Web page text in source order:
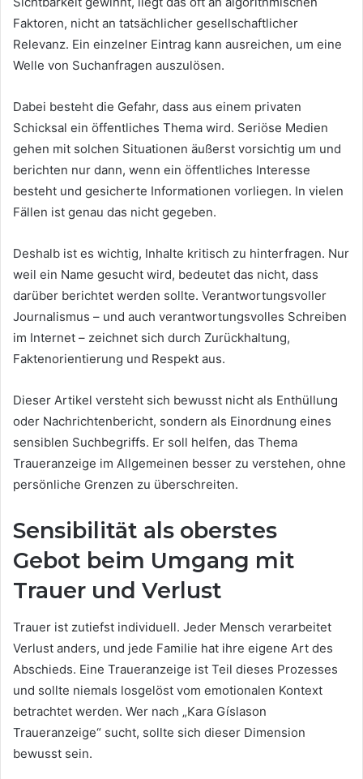
Faktoren, nicht an tatsächlicher gesellschaftlicher
Relevanz. Ein einzelner Eintrag kann ausreichen, um eine
Welle von Suchanfragen auszulösen.
Dabei besteht die Gefahr, dass aus einem privaten
Schicksal ein öffentliches Thema wird. Seriöse Medien
gehen mit solchen Situationen äußerst vorsichtig um und
berichten nur dann, wenn ein öffentliches Interesse
besteht und gesicherte Informationen vorliegen. In vielen
Fällen ist genau das nicht gegeben.
Deshalb ist es wichtig, Inhalte kritisch zu hinterfragen. Nur
weil ein Name gesucht wird, bedeutet das nicht, dass
darüber berichtet werden sollte. Verantwortungsvoller
Journalismus – und auch verantwortungsvolles Schreiben
im Internet – zeichnet sich durch Zurückhaltung,
Faktenorientierung und Respekt aus.
Dieser Artikel versteht sich bewusst nicht als Enthüllung
oder Nachrichtenbericht, sondern als Einordnung eines
sensiblen Suchbegriffs. Er soll helfen, das Thema
Traueranzeige im Allgemeinen besser zu verstehen, ohne
persönliche Grenzen zu überschreiten.
Sensibilität als oberstes
Gebot beim Umgang mit
Trauer und Verlust
Trauer ist zutiefst individuell. Jeder Mensch verarbeitet
Verlust anders, und jede Familie hat ihre eigene Art des
Abschieds. Eine Traueranzeige ist Teil dieses Prozesses
und sollte niemals losgelöst vom emotionalen Kontext
betrachtet werden. Wer nach „Kara Gíslason
Traueranzeige“ sucht, sollte sich dieser Dimension
bewusst sein.